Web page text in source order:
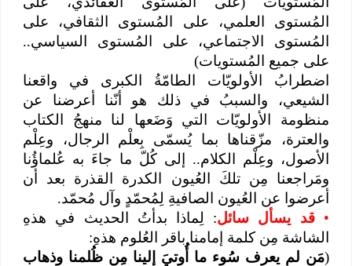
المُستوى العلمي، على المُستوى الثقافي، على
المُستوى الاجتماعي، على المُستوى السياسي..
على جميع المُستويات)
اضطرابُ الأولويّات الطامّةُ الكبرى في واقعنا
الشيعي، والسببُ في ذلك هو أنّنا أعرضنا عن
منظومة الأولويّات التي وَضَعها لنا منهجُ الكتاب
والعترة، مزّقناها بما يُسمّى بِعلْم الرجال، وعِلْم
الأصول، وعِلْم الكلام.. إلى كُلّ ما جاءَ به عُلماؤُنا
ومَراجعنا مِن تلكَ العُيون الكدرة القذرة بعد أن
أعرضوا عن العُيون الصافيةِ لِمُحمّدٍ وآل مُحمّد.
• قد يسأل سائل: لِماذا بدأتُ الحديث في هذهِ
الشاشة مِن كلمة إمامنا باقر العُلوم هذهِ:
مَن لم يعرف سُوء ما أُوتيَ إلينا مِن ظُلمنا وذهاب